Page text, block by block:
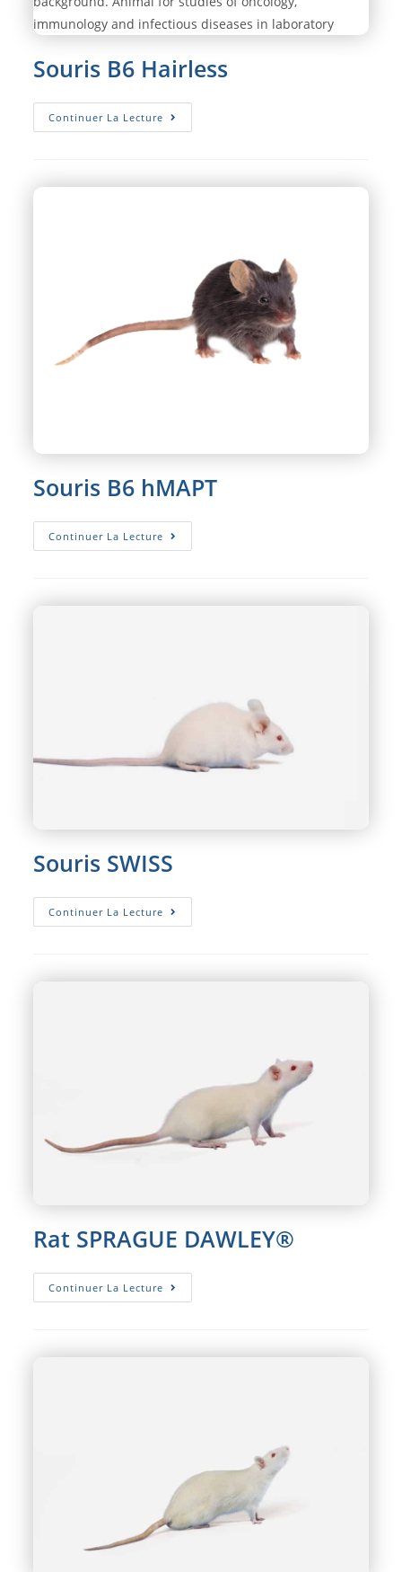
immunology and infectious diseases in laboratory
Souris B6 Hairless
Continuer La Lecture Souris
B6
Souris B6 hMAPT
Continuer La Lecture Souris
B6
Souris SWISS
Continuer La Lecture Souris
SWISS
Rat SPRAGUE DAWLEY®
Continuer La Lecture Rat
SPRAGUE